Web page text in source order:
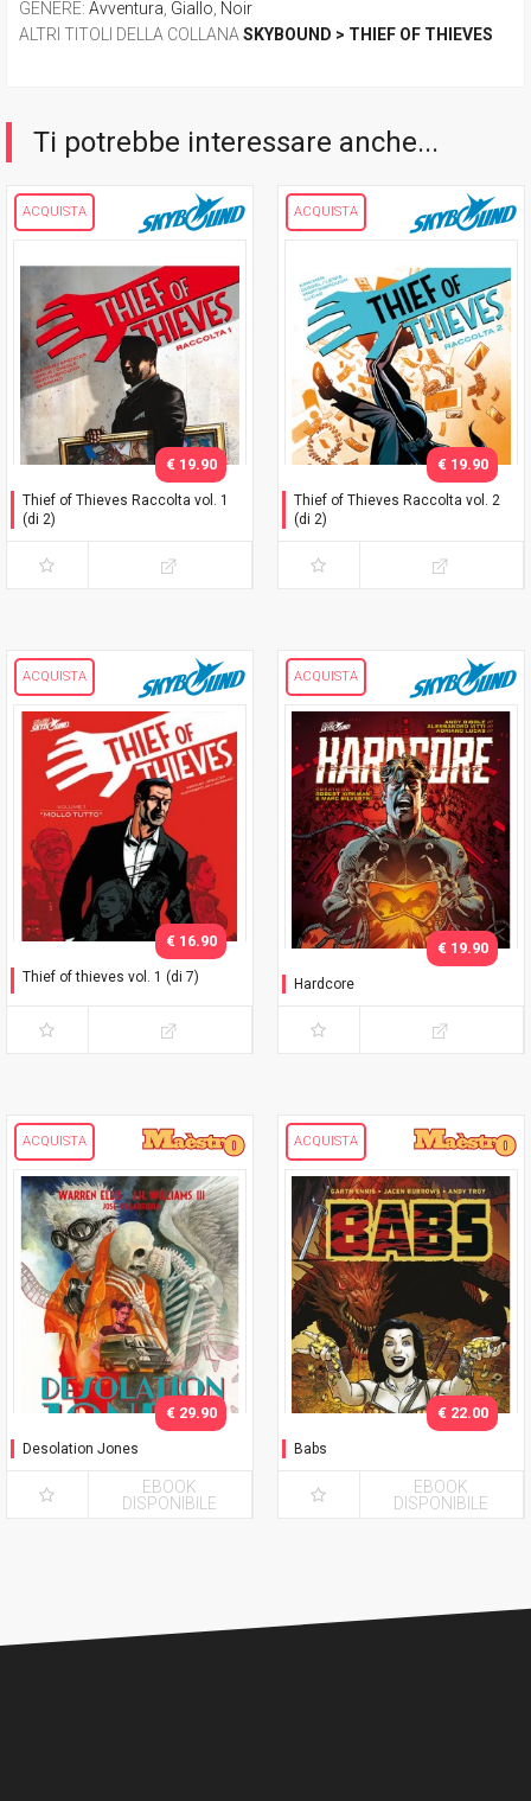
GENERE: Avventura Giallo Noir
ALTRI TITOLI DELLA COLLANA SKYBOUND > THIEF OF THIEVES
Ti potrebbe interessare anche...
ACQUISTA
Thief of Thieves Raccolta vol. 1
(di 2)
€ 19.90
ACQUISTA
Thief of Thieves Raccolta vol. 2
(di 2)
€ 19.90
ACQUISTA
Thief of thieves vol. 1 (di 7)
€ 16.90
ACQUISTA
Hardcore
€ 19.90
ACQUISTA
Desolation Jones
€ 29.90
EBOOK
DISPONIBILE
ACQUISTA
Babs
€ 22.00
EBOOK
DISPONIBILE